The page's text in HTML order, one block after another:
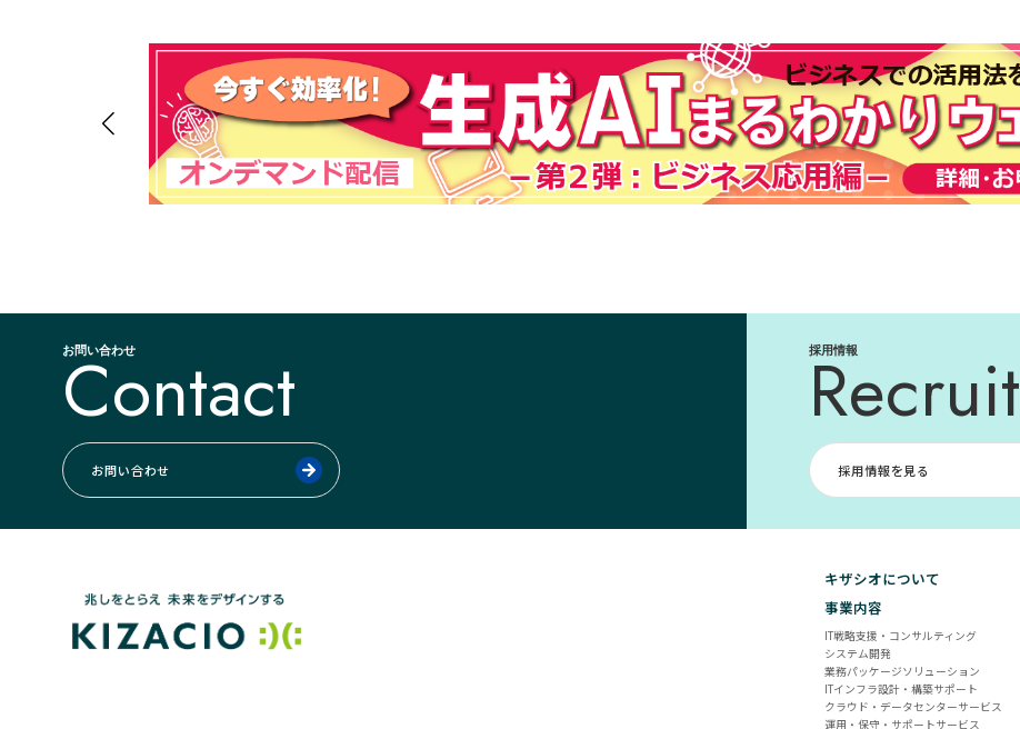
お問い合わせ
Contact
お問い合わせ
採用情報
Recruit
採用情報を見る
キザシオについて
事業内容
IT戦略支援・コンサルティング
システム開発
業務パッケージソリューション
ITインフラ設計・構築サポート
クラウド・データセンターサービス
運用・保守・サポートサービス